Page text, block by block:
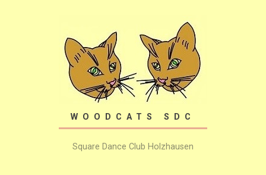
WOODCATS SDC
Square Dance Club Holzhausen